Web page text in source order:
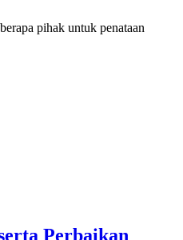
pihak untuk penataan
Perbaikan